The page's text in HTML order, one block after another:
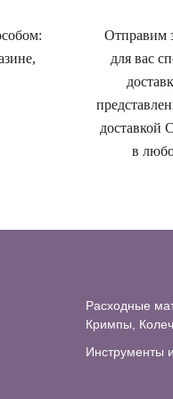
Отправим
для вас
доставкой
в
Расходные
Кримпы,
Инструменты